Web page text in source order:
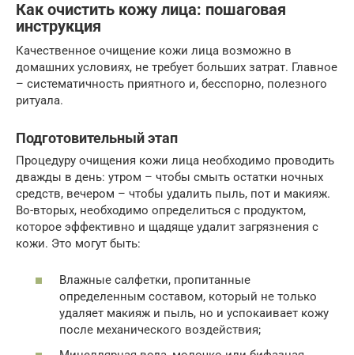
Как очистить кожу лица: пошаговая
инструкция
Качественное очищение кожи лица возможно в
домашних условиях, не требует больших затрат. Главное
– систематичность приятного и, бесспорно, полезного
ритуала.
Подготовительный этап
Процедуру очищения кожи лица необходимо проводить
дважды в день: утром – чтобы смыть остатки ночных
средств, вечером – чтобы удалить пыль, пот и макияж.
Во-вторых, необходимо определиться с продуктом,
которое эффективно и щадяще удалит загрязнения с
кожи. Это могут быть:
Влажные салфетки, пропитанные
определенным составом, который не только
удаляет макияж и пыль, но и успокаивает кожу
после механического воздействия;